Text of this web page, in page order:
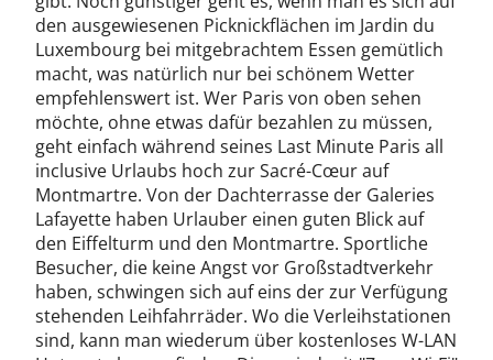
den ausgewiesenen Picknickflächen im Jardin du
Luxembourg bei mitgebrachtem Essen gemütlich
macht, was natürlich nur bei schönem Wetter
empfehlenswert ist. Wer Paris von oben sehen
möchte, ohne etwas dafür bezahlen zu müssen,
geht einfach während seines Last Minute Paris all
inclusive Urlaubs hoch zur Sacré-Cœur auf
Montmartre. Von der Dachterrasse der Galeries
Lafayette haben Urlauber einen guten Blick auf
den Eiffelturm und den Montmartre. Sportliche
Besucher, die keine Angst vor Großstadtverkehr
haben, schwingen sich auf eins der zur Verfügung
stehenden Leihfahrräder. Wo die Verleihstationen
sind, kann man wiederum über kostenloses W-LAN